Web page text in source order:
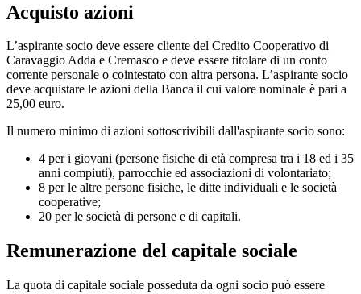
Acquisto azioni
L’aspirante socio deve essere cliente del Credito Cooperativo di
Caravaggio Adda e Cremasco e deve essere titolare di un conto
corrente personale o cointestato con altra persona. L’aspirante socio
deve acquistare le azioni della Banca il cui valore nominale è pari a
25,00 euro.
Il numero minimo di azioni sottoscrivibili dall'aspirante socio sono:
4 per i giovani (persone fisiche di età compresa tra i 18 ed i 35
anni compiuti), parrocchie ed associazioni di volontariato;
8 per le altre persone fisiche, le ditte individuali e le società
cooperative;
20 per le società di persone e di capitali.
Remunerazione del capitale sociale
La quota di capitale sociale posseduta da ogni socio può essere